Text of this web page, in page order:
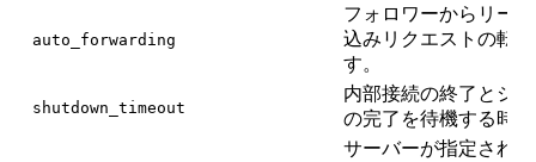
auto_forwarding
フォロワーからリー
込みリクエストの転
す。
shutdown_timeout
内部接続の終了とシ
の完了を待機する時間
サーバーが指定され